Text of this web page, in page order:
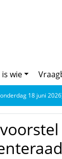
is wie
18 juni